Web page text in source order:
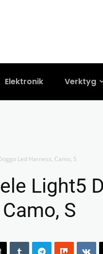
Elektronik Verktyg
Led Harness, Camo, S
Light5
S